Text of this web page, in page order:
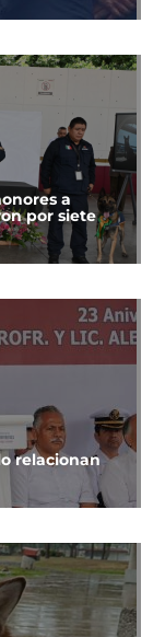
a
por siete
relacionan